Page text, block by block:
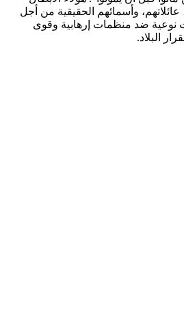
وأسمائهم الحقيقية من أجل
نوعية ضد منظمات إرهابية وقوى
البلاد.